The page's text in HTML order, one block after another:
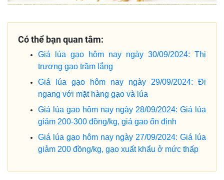
Có thể bạn quan tâm:
Giá lúa gạo hôm nay ngày 30/09/2024: Thị
trương gạo trầm lắng
Giá lúa gạo hôm nay ngày 29/09/2024: Đi
ngang với mặt hàng gạo và lúa
Giá lúa gạo hôm nay ngày 28/09/2024: Giá lúa
giảm 200-300 đồng/kg, giá gạo ổn định
Giá lúa gạo hôm nay ngày 27/09/2024: Giá lúa
giảm 200 đồng/kg, gạo xuất khẩu ở mức thấp